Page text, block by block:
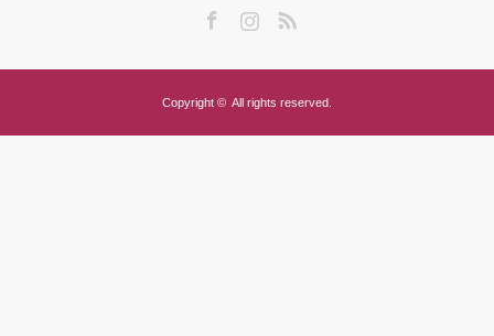
Copyright © All rights reserved.